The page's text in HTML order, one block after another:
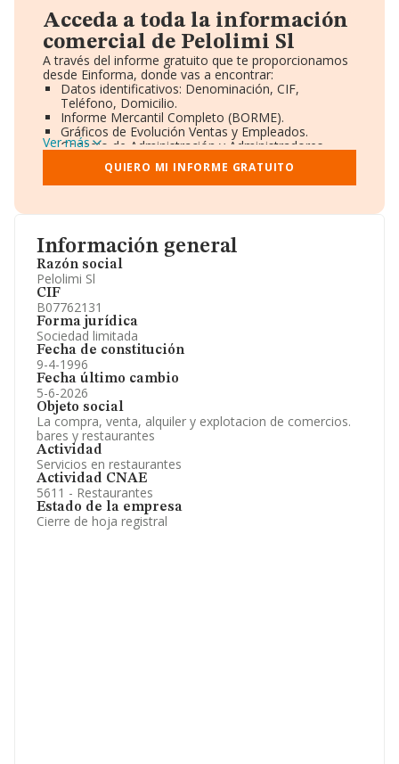
Información general
Razón social
Pelolimi Sl
CIF
B07762131
Forma jurídica
Sociedad limitada
Fecha de constitución
9-4-1996
Fecha último cambio
5-6-2026
Objeto social
La compra, venta, alquiler y explotacion de comercios.
bares y restaurantes
Actividad
Servicios en restaurantes
Actividad CNAE
5611 - Restaurantes
Estado de la empresa
Cierre de hoja registral
Acceda a toda la información
comercial de Pelolimi Sl
A través del informe gratuito que te proporcionamos
desde Einforma, donde vas a encontrar:
Datos identificativos: Denominación, CIF,
Teléfono, Domicilio.
Informe Mercantil Completo (BORME).
Gráficos de Evolución Ventas y Empleados.
Consejo de Administración y Administradores.
Directivos y Ejecutivos.
Accionistas.
Participaciones y Vinculaciones en otras empresas.
Información oficial y registral complementaria.
Ver más
QUIERO MI INFORME GRATUITO